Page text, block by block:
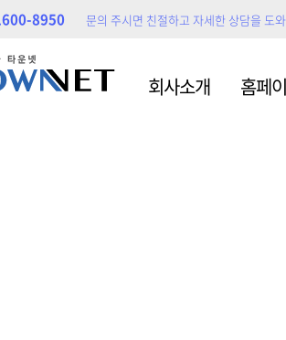
8950 문의 주시면 친절하고 자세한 상담을 도
회사소개 홈페
홍보